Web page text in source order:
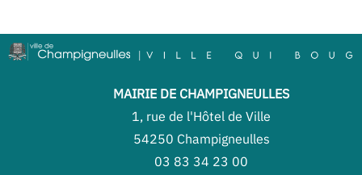
MAIRIE DE CHAMPIGNEULLES
1, rue de l'Hôtel de Ville
54250 Champigneulles
03 83 34 23 00